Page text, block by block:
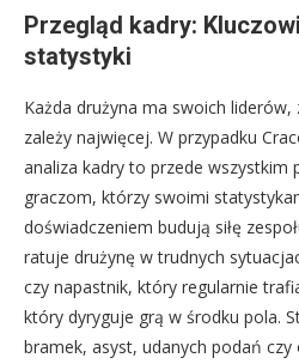
Przegląd kadry:
statystyki
Każda drużyna ma swoich
zależy najwięcej. W przypadku
analiza kadry to przede wszystkim
graczom, którzy swoimi
doświadczeniem budują siłę
ratuje drużynę w trudnych
czy napastnik, który regularnie
który dyryguje grą w środku pola.
bramek, asyst, udanych podań